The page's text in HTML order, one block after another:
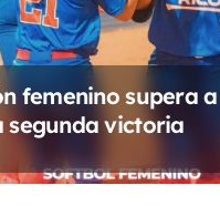
femenino supera a
segunda victoria